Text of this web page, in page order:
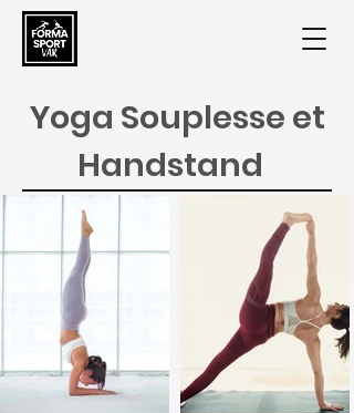
Yoga Souplesse et
Handstand